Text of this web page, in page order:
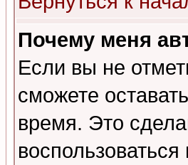
Почему меня
Если вы не
сможете
время. Это